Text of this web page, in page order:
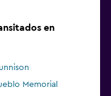
en
Memorial